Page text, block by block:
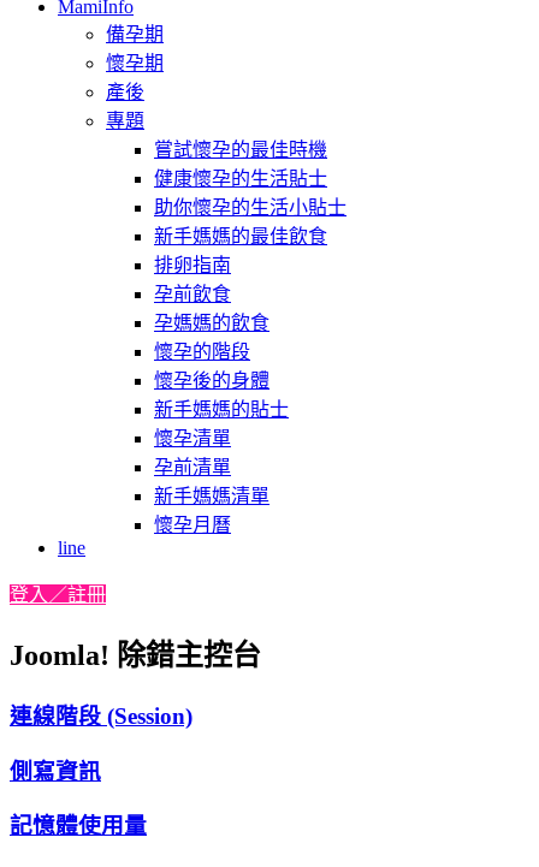
MamiInfo
備孕期
懷孕期
產後
專題
嘗試懷孕的最佳時機
健康懷孕的生活貼士
助你懷孕的生活小貼士
新手媽媽的最佳飲食
排卵指南
孕前飲食
孕媽媽的飲食
懷孕的階段
懷孕後的身體
新手媽媽的貼士
懷孕清單
孕前清單
新手媽媽清單
懷孕月曆
line
登入／註冊
Joomla! 除錯主控台
連線階段 (Session)
側寫資訊
記憶體使用量